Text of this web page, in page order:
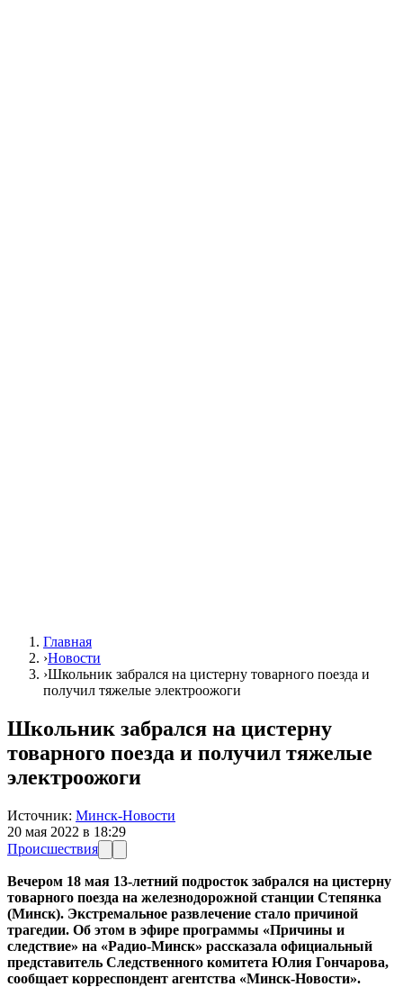
Главная
›Новости
›Школьник забрался на цистерну товарного поезда и
получил тяжелые электроожоги
Школьник забрался на цистерну
товарного поезда и получил тяжелые
электроожоги
Источник: Минск-Новости
20 мая 2022 в 18:29
Происшествия
Вечером 18 мая 13-летний подросток забрался на цистерну
товарного поезда на железнодорожной станции Степянка
(Минск). Экстремальное развлечение стало причиной
трагедии. Об этом в эфире программы «Причины и
следствие» на «Радио-Минск» рассказала официальный
представитель Следственного комитета Юлия Гончарова,
сообщает корреспондент агентства «Минск-Новости».